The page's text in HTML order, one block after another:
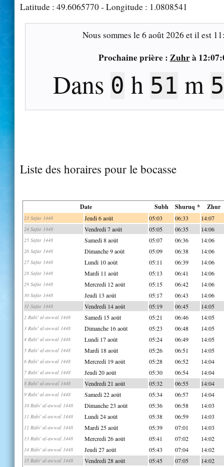
Latitude : 49.6065770- Longitude : 1.0808541
Nous sommes le6 août 2026 et il est
Prochaine prière : Zuhrà
Dans 0 h 51 m
Liste des horaires pour le bocasse
Date Subh Shuruq * Zhur
23 Safar 1448 Jeudi 6 août 05:03 06:33 14:07
24 Safar 1448 Vendredi 7 août 05:05 06:35 14:06
25 Safar 1448 Samedi 8 août 05:07 06:36 14:06
26 Safar 1448 Dimanche 9 août 05:09 06:38 14:06
27 Safar 1448 Lundi 10 août 05:11 06:39 14:06
28 Safar 1448 Mardi 11 août 05:13 06:41 14:06
29 Safar 1448 Mercredi 12 août 05:15 06:42 14:06
30 Safar 1448 Jeudi 13 août 05:17 06:43 14:06
31 Safar 1448 Vendredi 14 août 05:19 06:45 14:05
2 Rabi' al-awwal 1448 Samedi 15 août 05:21 06:46 14:05
3 Rabi' al-awwal 1448 Dimanche 16 août 05:23 06:48 14:05
4 Rabi' al-awwal 1448 Lundi 17 août 05:24 06:49 14:05
5 Rabi' al-awwal 1448 Mardi 18 août 05:26 06:51 14:05
6 Rabi' al-awwal 1448 Mercredi 19 août 05:28 06:52 14:04
7 Rabi' al-awwal 1448 Jeudi 20 août 05:30 06:54 14:04
8 Rabi' al-awwal 1448 Vendredi 21 août 05:32 06:55 14:04
9 Rabi' al-awwal 1448 Samedi 22 août 05:34 06:57 14:04
10 Rabi' al-awwal 1448 Dimanche 23 août 05:36 06:58 14:03
11 Rabi' al-awwal 1448 Lundi 24 août 05:38 06:59 14:03
12 Rabi' al-awwal 1448 Mardi 25 août 05:39 07:01 14:03
13 Rabi' al-awwal 1448 Mercredi 26 août 05:41 07:02 14:02
14 Rabi' al-awwal 1448 Jeudi 27 août 05:43 07:04 14:02
15 Rabi' al-awwal 1448 Vendredi 28 août 05:45 07:05 14:02